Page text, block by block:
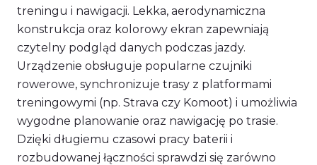
treningu i nawigacji. Lekka, aerodynamiczna
konstrukcja oraz kolorowy ekran zapewniają
czytelny podgląd danych podczas jazdy.
Urządzenie obsługuje popularne czujniki
rowerowe, synchronizuje trasy z platformami
treningowymi (np. Strava czy Komoot) i umożliwia
wygodne planowanie oraz nawigację po trasie.
Dzięki długiemu czasowi pracy baterii i
rozbudowanej łączności sprawdzi się zarówno